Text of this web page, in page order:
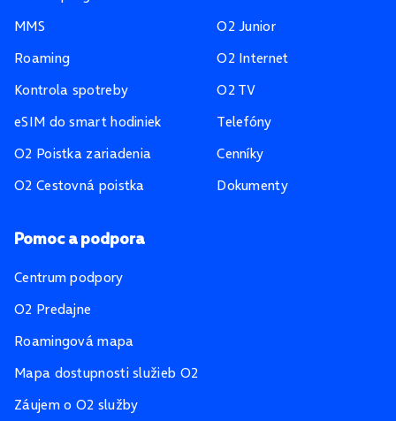
MMS
Roaming
Kontrola spotreby
eSIM do smart hodiniek
O2 Poistka zariadenia
O2 Cestovná poistka
O2 Junior
O2 Internet
O2 TV
Telefóny
Cenníky
Dokumenty
Pomoc a podpora
Centrum podpory
O2 Predajne
Roamingová mapa
Mapa dostupnosti služieb O2
Záujem o O2 služby